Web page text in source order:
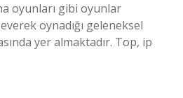
oyunları gibi oyunlar
oynadığı geleneksel
yer almaktadır. Top, ip